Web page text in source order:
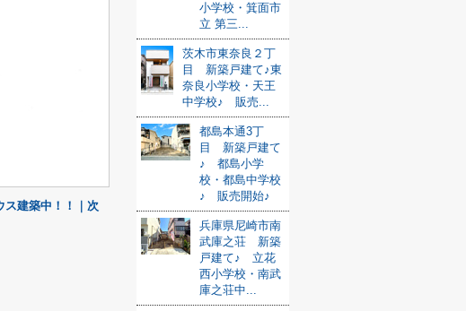
建築中！！｜次
小学校・箕面市
立 第三...
茨木市東奈良２丁
目 新築戸建て♪東
奈良小学校・天王
中学校♪ 販売...
都島本通3丁
目 新築戸建て
♪ 都島小学
校・都島中学校
♪ 販売開始♪
兵庫県尼崎市南
武庫之荘 新築
戸建て♪ 立花
西小学校・南武
庫之荘中...